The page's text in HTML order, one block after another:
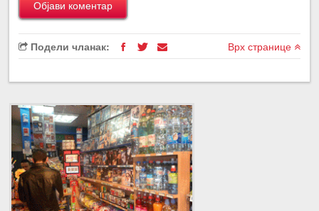
Подели чланак: Врх странице